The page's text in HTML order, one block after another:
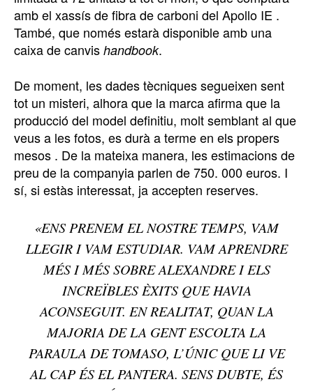
amb el xassís de fibra de carboni del Apollo IE .
També, que només estarà disponible amb una
caixa de canvis handbook.
De moment, les dades tècniques segueixen sent
tot un misteri, alhora que la marca afirma que la
producció del model definitiu, molt semblant al que
veus a les fotos, es durà a terme en els propers
mesos . De la mateixa manera, les estimacions de
preu de la companyia parlen de 750. 000 euros. I
sí, si estàs interessat, ja accepten reserves.
«ENS PRENEM EL NOSTRE TEMPS, VAM
LLEGIR I VAM ESTUDIAR. VAM APRENDRE
MÉS I MÉS SOBRE ALEXANDRE I ELS
INCREÏBLES ÈXITS QUE HAVIA
ACONSEGUIT. EN REALITAT, QUAN LA
MAJORIA DE LA GENT ESCOLTA LA
PARAULA DE TOMASO, L’ÚNIC QUE LI VE
AL CAP ÉS EL PANTERA. SENS DUBTE, ÉS